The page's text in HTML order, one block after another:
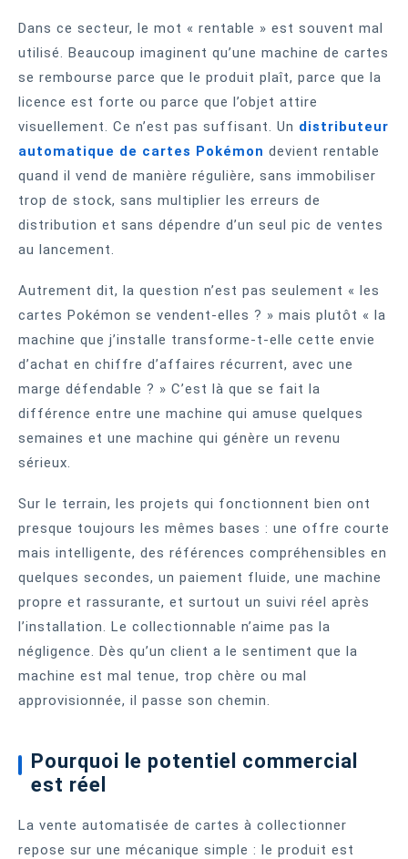
Dans ce secteur, le mot « rentable » est souvent mal
utilisé. Beaucoup imaginent qu’une machine de cartes
se rembourse parce que le produit plaît, parce que la
licence est forte ou parce que l’objet attire
visuellement. Ce n’est pas suffisant. Un distributeur
automatique de cartes Pokémon devient rentable
quand il vend de manière régulière, sans immobiliser
trop de stock, sans multiplier les erreurs de
distribution et sans dépendre d’un seul pic de ventes
au lancement.
Autrement dit, la question n’est pas seulement « les
cartes Pokémon se vendent-elles ? » mais plutôt « la
machine que j’installe transforme-t-elle cette envie
d’achat en chiffre d’affaires récurrent, avec une
marge défendable ? » C’est là que se fait la
différence entre une machine qui amuse quelques
semaines et une machine qui génère un revenu
sérieux.
Sur le terrain, les projets qui fonctionnent bien ont
presque toujours les mêmes bases : une offre courte
mais intelligente, des références compréhensibles en
quelques secondes, un paiement fluide, une machine
propre et rassurante, et surtout un suivi réel après
l’installation. Le collectionnable n’aime pas la
négligence. Dès qu’un client a le sentiment que la
machine est mal tenue, trop chère ou mal
approvisionnée, il passe son chemin.
Pourquoi le potentiel commercial
est réel
La vente automatisée de cartes à collectionner
repose sur une mécanique simple : le produit est